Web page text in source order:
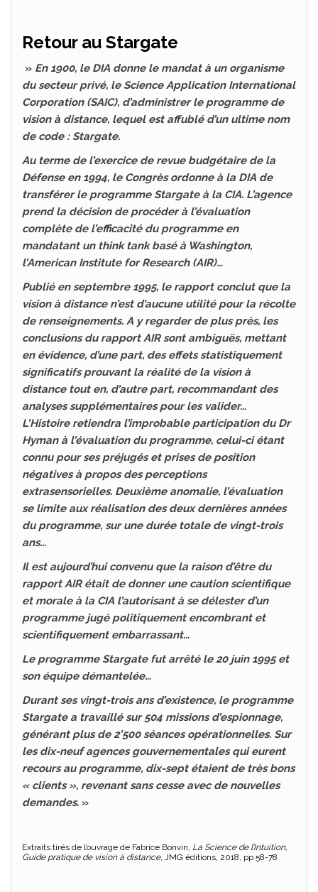
Retour au Stargate
» En 1900, le DIA donne le mandat à un organisme
du secteur privé, le Science Application International
Corporation (SAIC), d’administrer le programme de
vision à distance, lequel est affublé d’un ultime nom
de code : Stargate.
Au terme de l’exercice de revue budgétaire de la
Défense en 1994, le Congrès ordonne à la DIA de
transférer le programme Stargate à la CIA. L’agence
prend la décision de procéder à l’évaluation
complète de l’efficacité du programme en
mandatant un think tank basé à Washington,
l’American Institute for Research (AIR)…
Publié en septembre 1995, le rapport conclut que la
vision à distance n’est d’aucune utilité pour la récolte
de renseignements. A y regarder de plus près, les
conclusions du rapport AIR sont ambiguës, mettant
en évidence, d’une part, des effets statistiquement
significatifs prouvant la réalité de la vision à
distance tout en, d’autre part, recommandant des
analyses supplémentaires pour les valider…
L’Histoire retiendra l’improbable participation du Dr
Hyman à l’évaluation du programme, celui-ci étant
connu pour ses préjugés et prises de position
négatives à propos des perceptions
extrasensorielles. Deuxième anomalie, l’évaluation
se limite aux réalisation des deux dernières années
du programme, sur une durée totale de vingt-trois
ans…
Il est aujourd’hui convenu que la raison d’être du
rapport AIR était de donner une caution scientifique
et morale à la CIA l’autorisant à se délester d’un
programme jugé politiquement encombrant et
scientifiquement embarrassant…
Le programme Stargate fut arrêté le 20 juin 1995 et
son équipe démantelée…
Durant ses vingt-trois ans d’existence, le programme
Stargate a travaillé sur 504 missions d’espionnage,
générant plus de 2’500 séances opérationnelles. Sur
les dix-neuf agences gouvernementales qui eurent
recours au programme, dix-sept étaient de très bons
« clients », revenant sans cesse avec de nouvelles
demandes. »
Extraits tirés de l’ouvrage de Fabrice Bonvin, La Science de l’Intuition,
Guide pratique de vision à distance, JMG éditions, 2018, pp 58-78